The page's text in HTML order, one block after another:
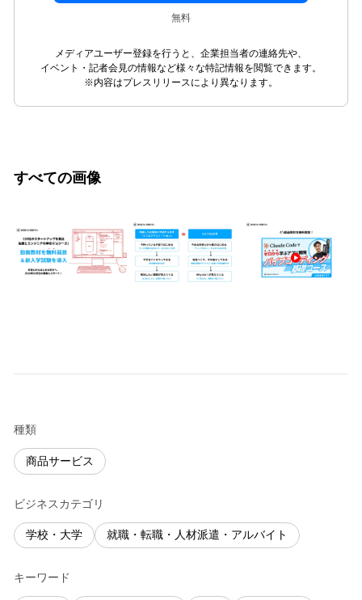
無料
メディアユーザー登録を行うと、企業担当者の連絡先や、
イベント・記者会見の情報など様々な特記情報を閲覧できます。
※内容はプレスリリースにより異なります。
すべての画像
種類
商品サービス
ビジネスカテゴリ
学校・大学 就職・転職・人材派遣・アルバイト
キーワード